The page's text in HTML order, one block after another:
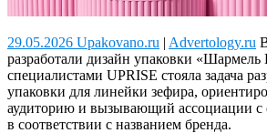
29.05.2026 Upakovano.ru | Advertology.ru
разработали дизайн упаковки «Шармель
специалистами UPRISE стояла задача
упаковки для линейки зефира,
аудиторию и вызывающий ассоциации с
в соответствии с названием бренда.